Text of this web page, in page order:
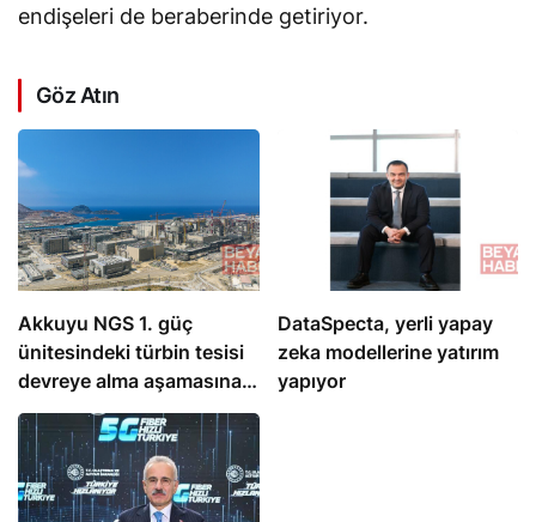
endişeleri de beraberinde getiriyor.
Göz Atın
Akkuyu NGS 1. güç
ünitesindeki türbin tesisi
devreye alma aşamasına
hazır
DataSpecta, yerli yapay
zeka modellerine yatırım
yapıyor